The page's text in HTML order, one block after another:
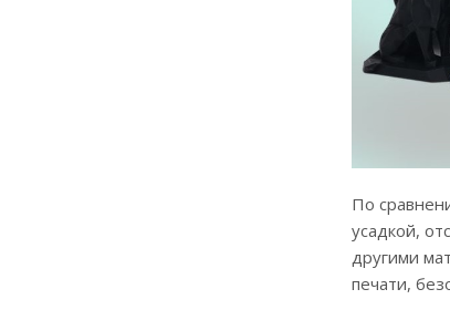
По
усадкой,
другими
печати,